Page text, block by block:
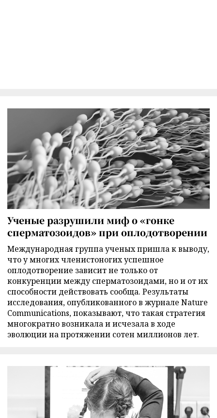
Ученые разрушили миф о «гонке
сперматозоидов» при оплодотворении
Международная группа ученых пришла к выводу,
что у многих членистоногих успешное
оплодотворение зависит не только от
конкуренции между сперматозоидами, но и от их
способности действовать сообща. Результаты
исследования, опубликованного в журнале Nature
Communications, показывают, что такая стратегия
многократно возникала и исчезала в ходе
эволюции на протяжении сотен миллионов лет.